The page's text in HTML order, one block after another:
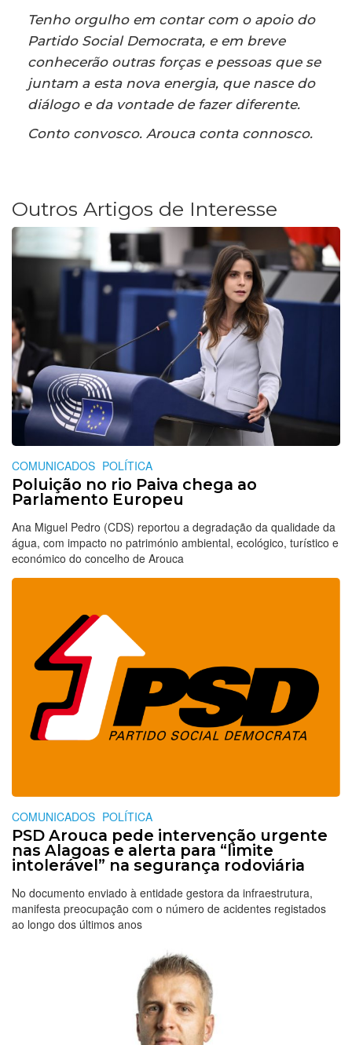
Tenho orgulho em contar com o apoio do
Partido Social Democrata, e em breve
conhecerão outras forças e pessoas que se
juntam a esta nova energia, que nasce do
diálogo e da vontade de fazer diferente.
Conto convosco. Arouca conta connosco.
Outros Artigos de Interesse
COMUNICADOS POLÍTICA
Poluição no rio Paiva chega ao
Parlamento Europeu
Ana Miguel Pedro (CDS) reportou a degradação da qualidade da
água, com impacto no património ambiental, ecológico, turístico e
económico do concelho de Arouca
COMUNICADOS POLÍTICA
PSD Arouca pede intervenção urgente
nas Alagoas e alerta para “limite
intolerável” na segurança rodoviária
No documento enviado à entidade gestora da infraestrutura,
manifesta preocupação com o número de acidentes registados
ao longo dos últimos anos